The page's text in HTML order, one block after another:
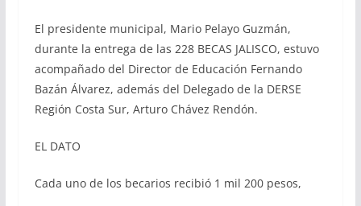
El presidente municipal, Mario Pelayo Guzmán,
durante la entrega de las 228 BECAS JALISCO, estuvo
acompañado del Director de Educación Fernando
Bazán Álvarez, además del Delegado de la DERSE
Región Costa Sur, Arturo Chávez Rendón.
EL DATO
Cada uno de los becarios recibió 1 mil 200 pesos,